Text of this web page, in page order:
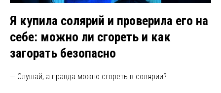
Я купила солярий и проверила его на
себе: можно ли сгореть и как
загорать безопасно
— Слушай, а правда можно сгореть в солярии?